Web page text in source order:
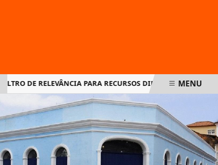
DE RELEVÂNCIA PARA RECURSOS DIRIGIDOS AO STJ
EM ALTA
MENU